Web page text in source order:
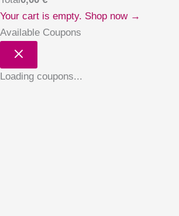
Your cart is empty. Shop now →
Available Coupons
Loading coupons...